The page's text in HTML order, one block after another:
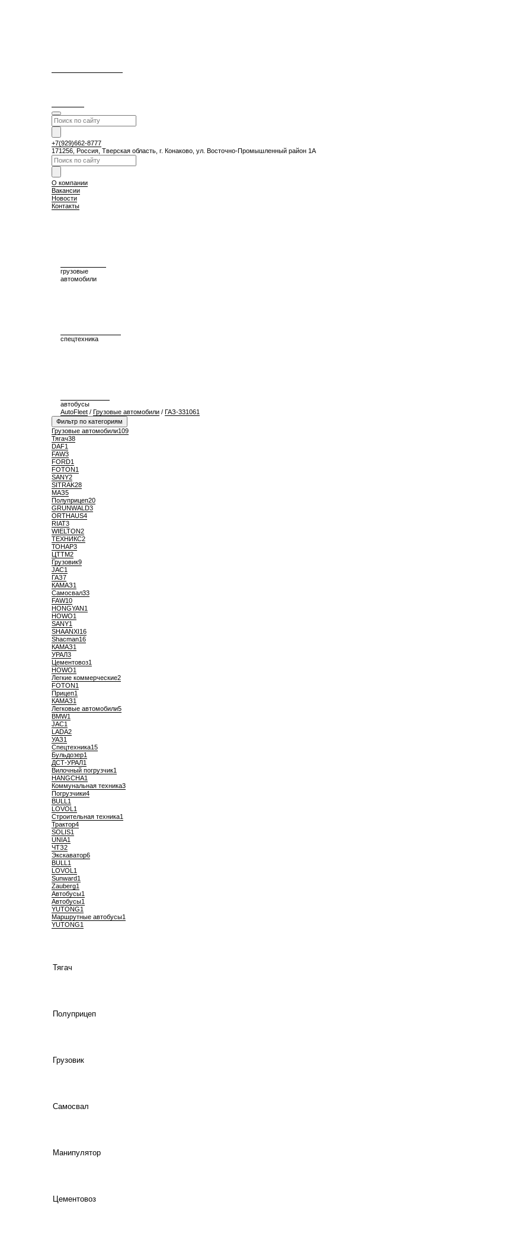
+7(929)662-8777
171256, Россия, Тверская область, г. Конаково, ул. Восточно-Промышленный район 1А
О компании
Вакансии
Новости
Контакты
грузовые
автомобили
спецтехника
автобусы
AutoFleet / Грузовые автомобили / ГАЗ-331061
Фильтр по категориям
Грузовые автомобили109
Тягач38
DAF1
FAW3
FORD1
FOTON1
SANY2
SITRAK28
МАЗ5
Полуприцеп20
GRUNWALD3
ORTHAUS4
RIAT3
WIELTON2
ТЕХНИКС2
ТОНАР3
ЦТТМ2
Грузовик9
JAC1
ГАЗ7
КАМАЗ1
Самосвал33
FAW10
HONGYAN1
HOWO1
SANY1
SHAANXI 16
Shaсman16
КАМАЗ1
УРАЛ3
Цементовоз1
HOWO1
Легкие коммерческие2
FOTON1
Прицеп1
КАМАЗ1
Легковые автомобили5
BMW1
JAC1
LADA2
УАЗ1
Спецтехника15
Бульдозер1
ДСТ-УРАЛ1
Вилочный погрузчик1
HANGCHA1
Коммунальная техника3
Погрузчики4
BULL1
LOVOL1
Строительная техника1
Трактор4
SOLIS1
UNIA1
ЧТЗ2
Экскаватор6
BULL1
LOVOL1
Sunward1
Zauberg1
Автобусы1
Автобусы1
YUTONG1
Маршрутные автобусы1
YUTONG1
Тягач
Полуприцеп
Грузовик
Самосвал
Манипулятор
Цементовоз